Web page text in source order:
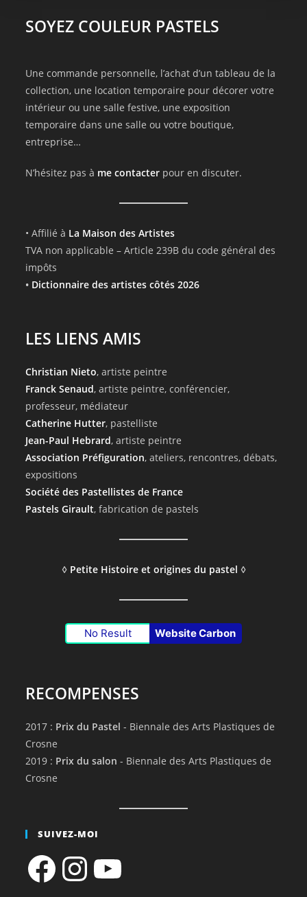
SOYEZ COULEUR PASTELS
Une commande personnelle, l’achat d’un tableau de la
collection, une location temporaire pour décorer votre
intérieur ou une salle festive, une exposition
temporaire dans une salle ou votre boutique,
entreprise…
N’hésitez pas à me contacter pour en discuter.
• Affilié à La Maison des Artistes
TVA non applicable – Article 239B du code général des
impôts
• Dictionnaire des artistes côtés 2026
LES LIENS AMIS
Christian Nieto, artiste peintre
Franck Senaud, artiste peintre, conférencier,
professeur, médiateur
Catherine Hutter, pastelliste
Jean-Paul Hebrard, artiste peintre
Association Préfiguration, ateliers, rencontres, débats,
expositions
Société des Pastellistes de France
Pastels Girault, fabrication de pastels
◊ Petite Histoire et origines du pastel ◊
No Result Website Carbon
RECOMPENSES
2017 : Prix du Pastel - Biennale des Arts Plastiques de
Crosne
2019 : Prix du salon - Biennale des Arts Plastiques de
Crosne
SUIVEZ-MOI
FacebookInstagramYouTube